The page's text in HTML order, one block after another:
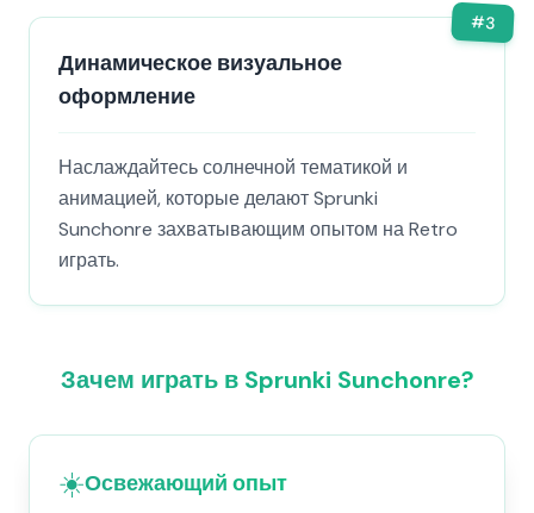
#3
Динамическое визуальное
оформление
Наслаждайтесь солнечной тематикой и
анимацией, которые делают Sprunki
Sunchonre захватывающим опытом на Retro
играть.
Зачем играть в Sprunki Sunchonre?
☀️Освежающий опыт